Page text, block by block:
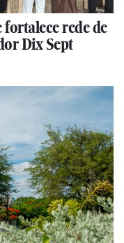
rede de
Dix Sept